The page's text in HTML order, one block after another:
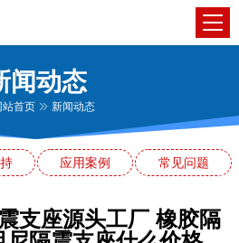
闻动态
首页 新闻动态
应用案例 常见问题
支座源头工厂 橡胶隔